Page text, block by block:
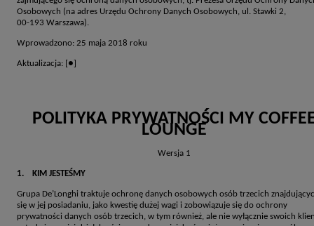
Osobowych (na adres Urzędu Ochrony Danych Osobowych, ul. Stawki 2,
00-193 Warszawa).
Wprowadzono: 25 maja 2018 roku
Aktualizacja: [●]
POLITYKA PRYWATNOŚCI MY
LOUNGE
Wersja 1
1. KIM JESTEŚMY
Grupa De’Longhi traktuje ochronę danych osobowych osób trzecich
się w jej posiadaniu, jako kwestię dużej wagi i zobowiązuje się do ochrony
prywatności danych osób trzecich, w tym również, ale nie wyłącznie swoich